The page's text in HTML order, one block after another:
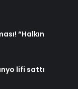
“Halkın
lifi sattı